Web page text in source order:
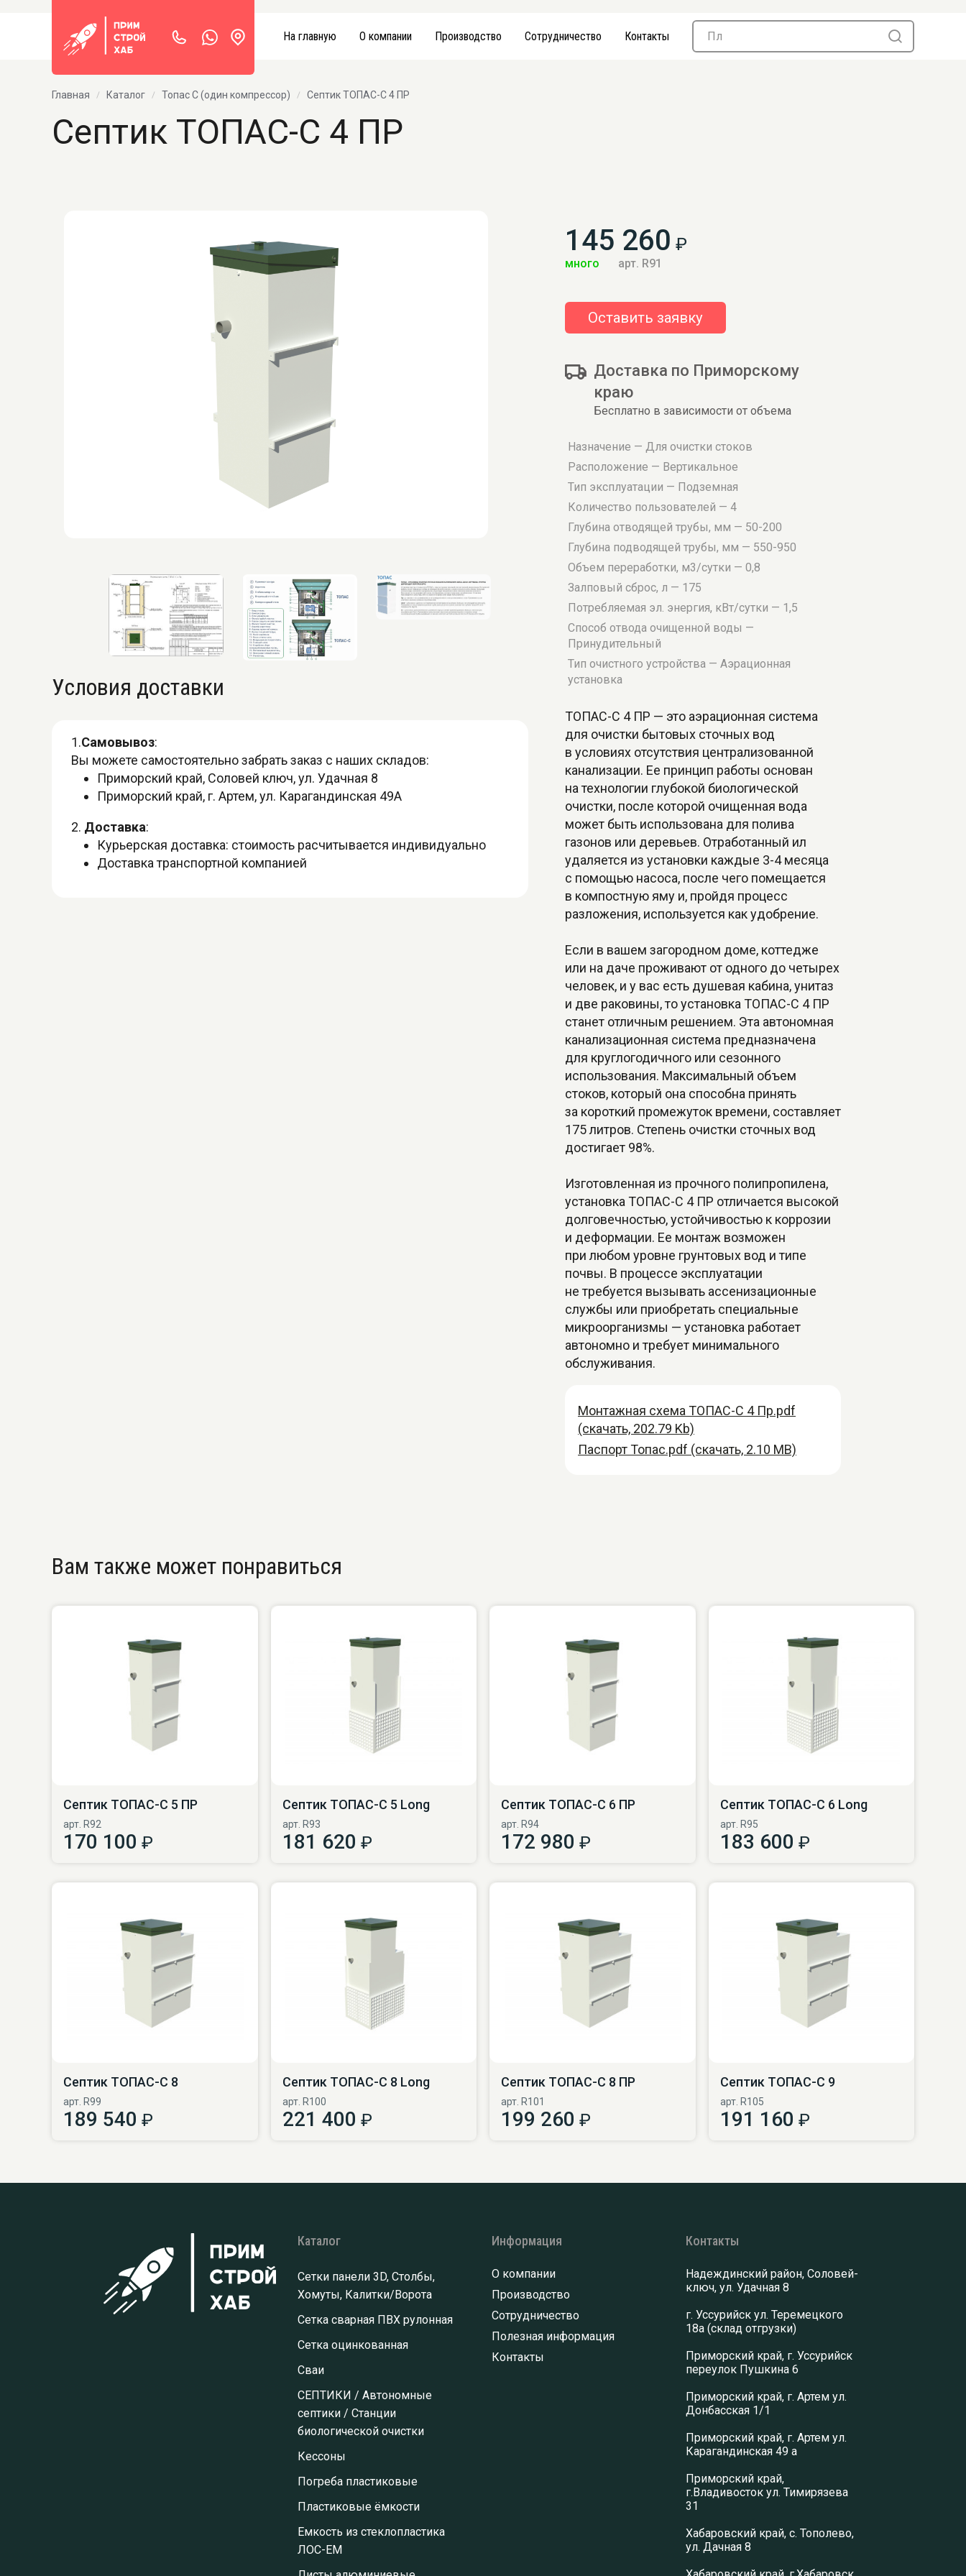
На главную О компании Производство Сотрудничество Контакты
Главная Каталог Топас С (один компрессор) Септик ТОПАС-С 4 ПР
Септик ТОПАС-С 4 ПР
Условия доставки
1.Самовывоз:
Вы можете самостоятельно забрать заказ с наших складов:
Приморский край, Соловей ключ, ул. Удачная 8
Приморский край, г. Артем, ул. Карагандинская 49А
2. Доставка:
Курьерская доставка: стоимость расчитывается индивидуально
Доставка транспортной компанией
145 260 ₽
много арт. R91
Оставить заявку
Доставка по Приморскому
краю
Бесплатно в зависимости от объема
Назначение — Для очистки стоков
Расположение — Вертикальное
Тип эксплуатации — Подземная
Количество пользователей — 4
Глубина отводящей трубы, мм — 50-200
Глубина подводящей трубы, мм — 550-950
Объем переработки, м3/сутки — 0,8
Залповый сброс, л — 175
Потребляемая эл. энергия, кВт/сутки — 1,5
Способ отвода очищенной воды —
Принудительный
Тип очистного устройства — Аэрационная
установка
ТОПАС-С 4 ПР — это аэрационная система
для очистки бытовых сточных вод
в условиях отсутствия централизованной
канализации. Ее принцип работы основан
на технологии глубокой биологической
очистки, после которой очищенная вода
может быть использована для полива
газонов или деревьев. Отработанный ил
удаляется из установки каждые 3-4 месяца
с помощью насоса, после чего помещается
в компостную яму и, пройдя процесс
разложения, используется как удобрение.
Если в вашем загородном доме, коттедже
или на даче проживают от одного до четырех
человек, и у вас есть душевая кабина, унитаз
и две раковины, то установка ТОПАС-С 4 ПР
станет отличным решением. Эта автономная
канализационная система предназначена
для круглогодичного или сезонного
использования. Максимальный объем
стоков, который она способна принять
за короткий промежуток времени, составляет
175 литров. Степень очистки сточных вод
достигает 98%.
Изготовленная из прочного полипропилена,
установка ТОПАС-С 4 ПР отличается высокой
долговечностью, устойчивостью к коррозии
и деформации. Ее монтаж возможен
при любом уровне грунтовых вод и типе
почвы. В процессе эксплуатации
не требуется вызывать ассенизационные
службы или приобретать специальные
микроорганизмы — установка работает
автономно и требует минимального
обслуживания.
Монтажная схема ТОПАС-С 4 Пр.pdf
(скачать, 202.79 Kb)
Паспорт Топас.pdf (скачать, 2.10 MB)
Вам также может понравиться
Септик ТОПАС-С 5 ПР
арт. R92
170 100 ₽
Септик ТОПАС-С 5 Long
арт. R93
181 620 ₽
Септик ТОПАС-С 6 ПР
арт. R94
172 980 ₽
Септик ТОПАС-С 6 Long
арт. R95
183 600 ₽
Септик ТОПАС-С 8
арт. R99
189 540 ₽
Септик ТОПАС-С 8 Long
арт. R100
221 400 ₽
Септик ТОПАС-С 8 ПР
арт. R101
199 260 ₽
Септик ТОПАС-С 9
арт. R105
191 160 ₽
Каталог
Сетки панели 3D, Столбы,
Хомуты, Калитки/Ворота
Сетка сварная ПВХ рулонная
Сетка оцинкованная
Сваи
СЕПТИКИ / Автономные
септики / Станции
биологической очистки
Кессоны
Погреба пластиковые
Пластиковые ёмкости
Емкость из стеклопластика
ЛОС-ЕМ
Информация
О компании
Производство
Сотрудничество
Полезная информация
Контакты
Контакты
Надеждинский район, Соловей-
ключ, ул. Удачная 8
г. Уссурийск ул. Теремецкого
18а (склад отгрузки)
Приморский край, г. Уссурийск
переулок Пушкина 6
Приморский край, г. Артем ул.
Донбасская 1/1
Приморский край, г. Артем ул.
Карагандинская 49 а
Приморский край,
г.Владивосток ул. Тимирязева
31
Хабаровский край, с. Тополево,
ул. Дачная 8